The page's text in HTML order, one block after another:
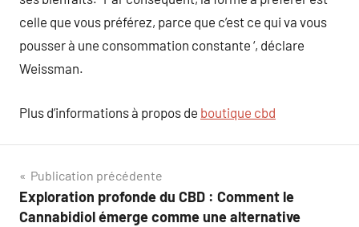
celle que vous préférez, parce que c’est ce qui va vous
pousser à une consommation constante ‘, déclare
Weissman.
Plus d’informations à propos de boutique cbd
Navigation
de
Publication précédente
Exploration profonde du CBD : Comment le
Cannabidiol émerge comme une alternative